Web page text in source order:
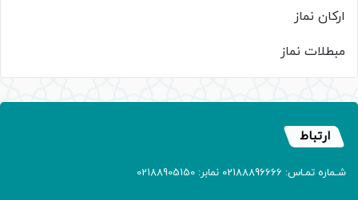
ارکان نماز
مبطلات نماز
ارتباط
شـماره تمـاس: 02188896666 نمابر: 02188905150